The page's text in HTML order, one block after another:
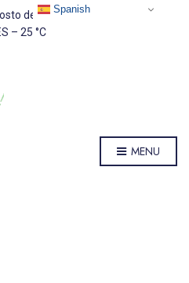
de 2026
– 25 C
MENU
Spanish